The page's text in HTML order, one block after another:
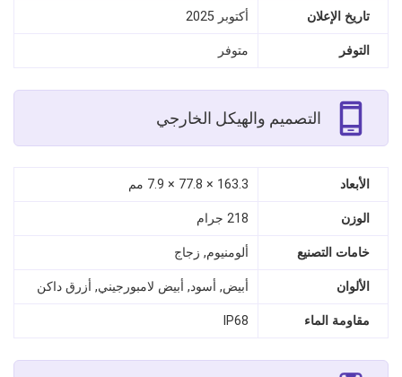
تاريخ الإعلان أكتوبر 2025
التوفر متوفر
التصميم والهيكل الخارجي
الأبعاد 163.3 × 77.8 × 7.9 مم
الوزن 218 جرام
خامات التصنيع ألومنيوم, زجاج
الألوان أبيض, أسود, أبيض لامبورجيني, أزرق داكن
مقاومة الماء IP68